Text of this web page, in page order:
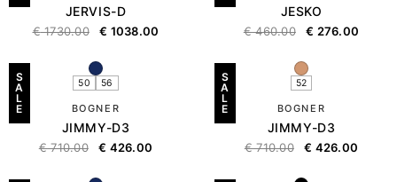
JERVIS-D
€1730.00 € 1038.00
JESKO
€460.00 € 276.00
S
A
L
E
50 56
BOGNER
JIMMY-D3
€710.00 € 426.00
S
A
L
E
52
BOGNER
JIMMY-D3
€710.00 € 426.00